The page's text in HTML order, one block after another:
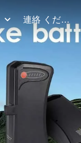
連絡 ください